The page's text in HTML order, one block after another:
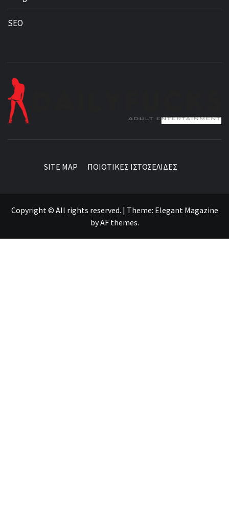
SEO
SITE MAP ΠΟΙΟΤΙΚΕΣ ΙΣΤΟΣΕΛΙΔΕΣ
Copyright © All rights reserved. | Theme: Elegant Magazine
byAF themes.